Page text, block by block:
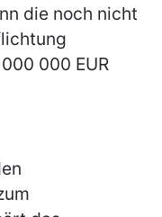
die noch nicht
000 EUR